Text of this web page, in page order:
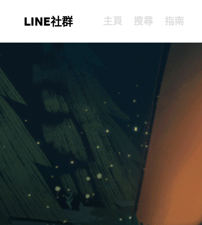
LINE社群 主頁 搜尋 指南